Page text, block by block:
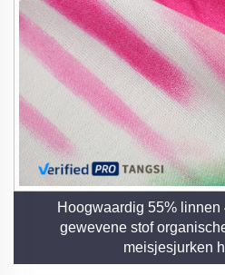
Hoogwaardig 55%
gewevene stof
meisjesjurken